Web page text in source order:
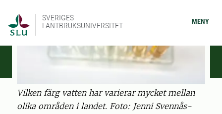
SVERIGES
LANTBRUKSUNIVERSITET
MENY
Vilken färg vatten har varierar mycket mellan
olika områden i landet. Foto: Jenni Svennås-